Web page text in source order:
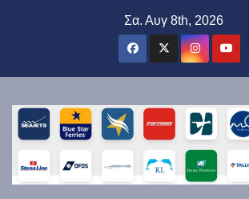
Σα. Αυγ 8th, 2026